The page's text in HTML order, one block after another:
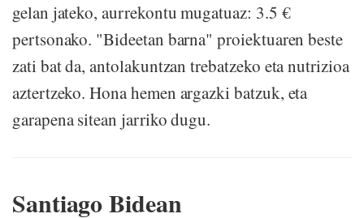
gelan jateko, aurrekontu mugatuaz: 3.5 €
pertsonako. "Bideetan barna" proiektuaren beste
zati bat da, antolakuntzan trebatzeko eta nutrizioa
aztertzeko. Hona hemen argazki batzuk, eta
garapena sitean jarriko dugu.
Santiago Bidean